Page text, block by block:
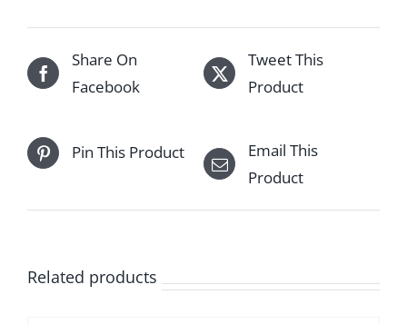
Share On
Facebook
Tweet This
Product
Pin This Product
Email This
Product
Related products